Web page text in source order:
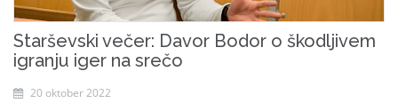
Starševski večer: Davor Bodor o škodljivem
igranju iger na srečo
20 oktober 2022